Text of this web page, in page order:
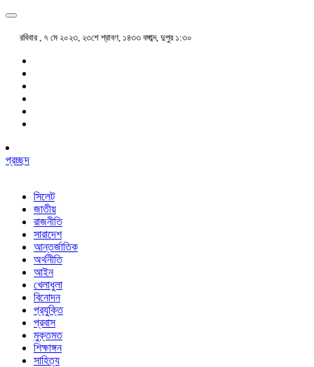
রবিবার , ৭ মে ২০২৩, ২৩শে শ্রাবণ, ১৪৩৩ বঙ্গাব্দ, দুপুর ১:৩০
প্রচ্ছদ
সিলেট
জাতীয়
রাজনীতি
সারাদেশ
আন্তর্জাতিক
অর্থনীতি
আইন
খেলাধুলা
বিনোদন
প্রযুক্তি
প্রবাস
মুক্তমত
শিক্ষাঙ্গন
সাহিত্য